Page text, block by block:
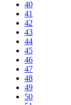
40
41
42
43
44
45
46
47
48
49
50